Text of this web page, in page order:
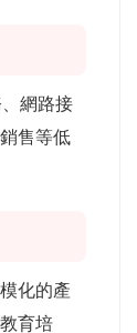
網路接
售等低
化的產
育培